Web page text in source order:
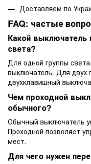
Доставляем по
FAQ: частые
Какой
света?
Для одной группы
выключатель. Для двух
двухклавишный
Чем проходной
обычного?
Обычный выключатель
Проходной позволяет
мест.
Для чего нужен